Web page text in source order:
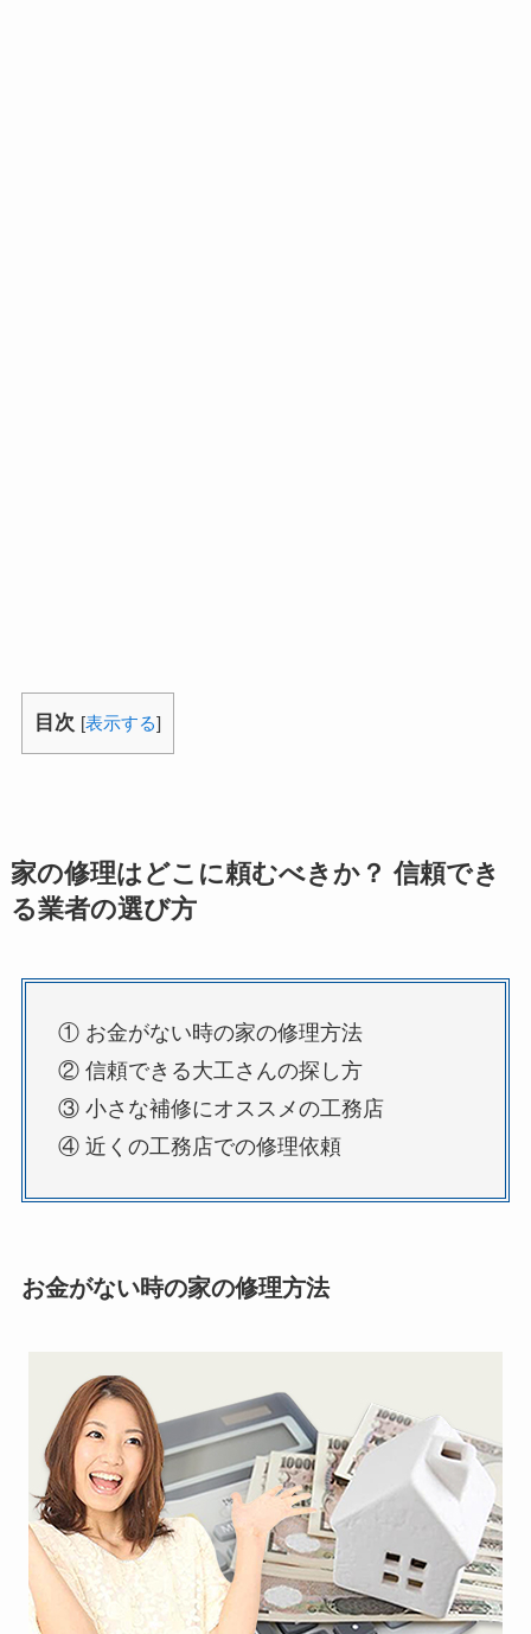
目次 [表示する]
家の修理はどこに頼むべきか？ 信頼でき
る業者の選び方
① お金がない時の家の修理方法
② 信頼できる大工さんの探し方
③ 小さな補修にオススメの工務店
④ 近くの工務店での修理依頼
お金がない時の家の修理方法